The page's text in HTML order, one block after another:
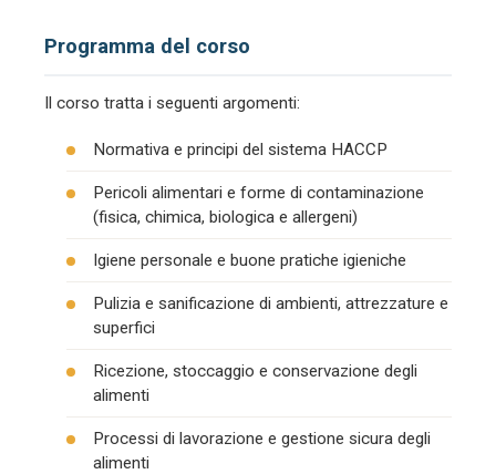
Programma del corso
Il corso tratta i seguenti argomenti:
Normativa e principi del sistema HACCP
Pericoli alimentari e forme di contaminazione
(fisica, chimica, biologica e allergeni)
Igiene personale e buone pratiche igieniche
Pulizia e sanificazione di ambienti, attrezzature e
superfici
Ricezione, stoccaggio e conservazione degli
alimenti
Processi di lavorazione e gestione sicura degli
alimenti